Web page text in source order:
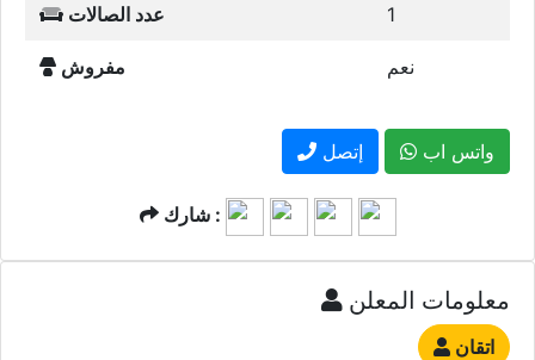
عدد الصالات 1
مفروش نعم
إتصل واتس اب
شارك :
معلومات المعلن
اتقان